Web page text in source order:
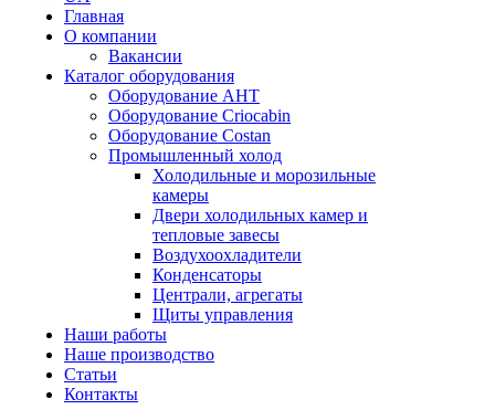
Главная
О компании
Вакансии
Каталог оборудования
Оборудование AHT
Оборудование Criocabin
Оборудование Costan
Промышленный холод
Холодильные и морозильные
камеры
Двери холодильных камер и
тепловые завесы
Воздухоохладители
Конденсаторы
Централи, агрегаты
Щиты управления
Наши работы
Наше производство
Статьи
Контакты